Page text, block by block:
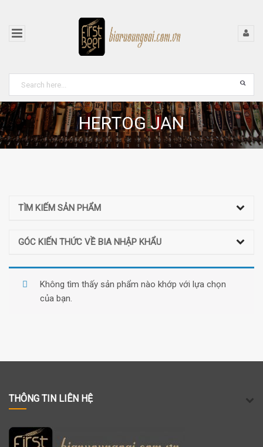
HERTOG JAN
TÌM KIẾM SẢN PHẨM
GÓC KIẾN THỨC VỀ BIA NHẬP KHẨU
Không tìm thấy sản phẩm nào khớp với lựa chọn
của bạn.
THÔNG TIN LIÊN HỆ